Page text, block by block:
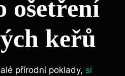
ošetření
keřů
přírodní poklady, si